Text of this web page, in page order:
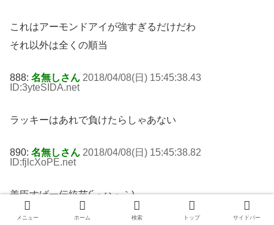
これはアーモンドアイが強すぎるだけだわ
それ以外は全くの順当
888: 名無しさん 2018/04/08(日) 15:45:38.43
ID:3yteSIDA.net
ラッキーはあれで負けたらしゃあない
890: 名無しさん 2018/04/08(日) 15:45:38.82
ID:fjlcXoPE.net
善臣すげー伝統芸(´・ω・｀)
メニュー ホーム 検索 トップ サイドバー